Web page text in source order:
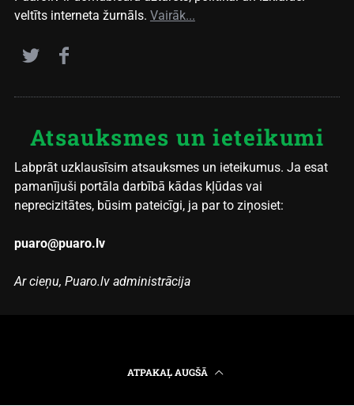
veltīts interneta žurnāls. Vairāk...
Atsauksmes un ieteikumi
Labprāt uzklausīsim atsauksmes un ieteikumus. Ja esat
pamanījuši portāla darbībā kādas kļūdas vai
neprecizitātes, būsim pateicīgi, ja par to ziņosiet:
puaro@puaro.lv
Ar cieņu, Puaro.lv administrācija
ATPAKAĻ AUGŠĀ